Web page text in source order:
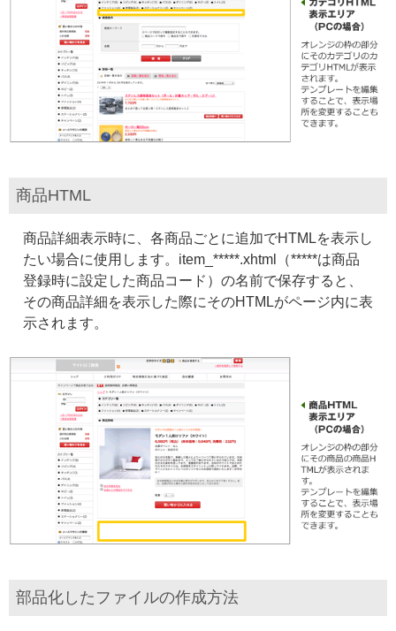
商品HTML
商品詳細表示時に、各商品ごとに追加でHTMLを表示し
たい場合に使用します。item_*****.xhtml（*****は商品
登録時に設定した商品コード）の名前で保存すると、
その商品詳細を表示した際にそのHTMLがページ内に表
示されます。
部品化したファイルの作成方法